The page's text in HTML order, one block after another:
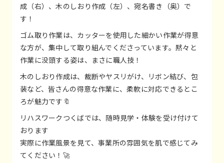
成（右）、木のしおり作成（左）、宛名書き（奥）で
す！
ゴム取り作業は、カッターを使用した細かい作業が得意
な方が、集中して取り組んでくださっています。黙々と
作業に没頭する姿は、まさに職人技！
木のしおり作成は、裁断やヤスリがけ、リボン結び、包
装など、皆さんの得意な作業に、柔軟に対応できるとこ
ろが魅力です🔖
リハスワークつくばでは、随時見学・体験を受け付けて
おります
実際に作業風景を見て、事業所の雰囲気を肌で感じてみ
てください！🚀